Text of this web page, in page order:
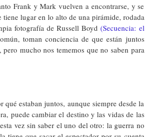
Frank y Mark vuelven a encontrarse, y se
lugar en lo alto de una pirámide, rodada
fotografía de Russell Boyd(Secuencia: el
toman conciencia de que están juntos
mucho nos tememos que no saben para
estaban juntos, aunque siempre desde la
puede cambiar el destino y las vidas de las
vez sin saber el uno del otro: la guerra no